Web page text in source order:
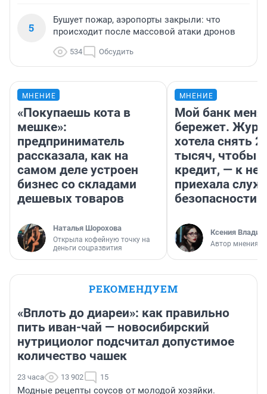
5
Бушует пожар, аэропорты закрыли: что
происходит после массовой атаки дронов
534 Обсудить
МНЕНИЕ
«Покупаешь кота в
мешке»:
предприниматель
рассказала, как на
самом деле устроен
бизнес со складами
дешевых товаров
Наталья Шорохова
Открыла кофейную точку на
деньги соцразвития
МНЕНИЕ
Мой банк меня
бережет.
хотела снять
тысяч, чтобы
кредит, — к
приехала
безопасности
Ксения
Автор мнения
РЕКОМЕНДУЕМ
«Вплоть до диареи»: как правильно
пить иван-чай — новосибирский
нутрициолог подсчитал допустимое
количество чашек
23 часа 13 902 15
Модные рецепты соусов от молодой хозяйки.